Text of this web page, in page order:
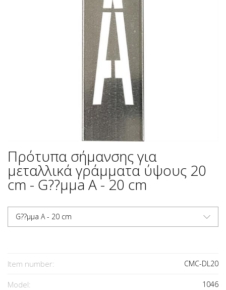
Πρότυπα σήμανσης για
μεταλλικά γράμματα ύψους 20
cm - G??µµa A - 20 cm
G??µµa A - 20 cm
Item number: CMC-DL20
Model: 1046